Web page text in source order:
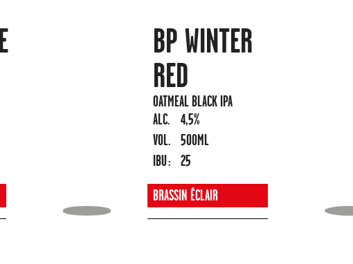
BP WINTER
RED
OATMEAL BLACK IPA
ALC.
4,5%
VOL.
500ML
IBU :
25
BRASSIN ÉCLAIR